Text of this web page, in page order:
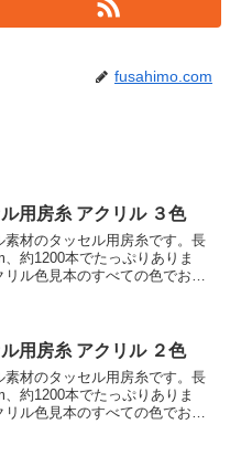
fusahimo.com
用房糸 アクリル ３色
素材のタッセル用房糸です。長
、約1200本でたっぷりありま
リル色見本のすべての色でお好
価格:5...
用房糸 アクリル ２色
素材のタッセル用房糸です。長
、約1200本でたっぷりありま
リル色見本のすべての色でお好